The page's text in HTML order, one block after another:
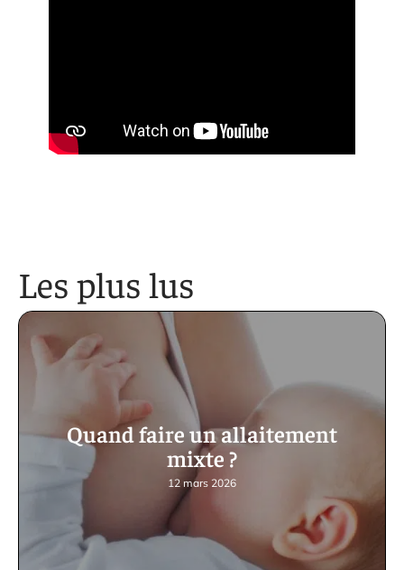
Les plus lus
Quand faire un allaitement
mixte ?
12 mars 2026